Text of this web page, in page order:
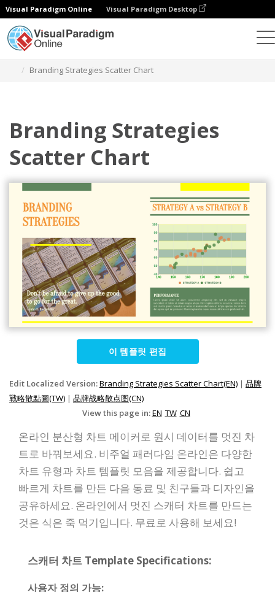
Visual Paradigm Online Visual Paradigm Desktop
Branding Strategies Scatter Chart
Branding Strategies
Scatter Chart
이 템플릿 편집
Edit Localized Version:Branding Strategies Scatter Chart(EN) | 品牌
戰略散點圖(TW) | 品牌战略散点图(CN)
View this page in:EN TW CN
온라인 분산형 차트 메이커로 원시 데이터를 멋진 차
트로 바꿔보세요. 비주얼 패러다임 온라인은 다양한
차트 유형과 차트 템플릿 모음을 제공합니다. 쉽고
빠르게 차트를 만든 다음 동료 및 친구들과 디자인을
공유하세요. 온라인에서 멋진 스캐터 차트를 만드는
것은 식은 죽 먹기입니다. 무료로 사용해 보세요!
스캐터 차트 Template Specifications:
사용자 정의 가능: